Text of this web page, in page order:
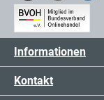
Informationen
Kontakt